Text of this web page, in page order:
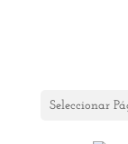
Seleccionar